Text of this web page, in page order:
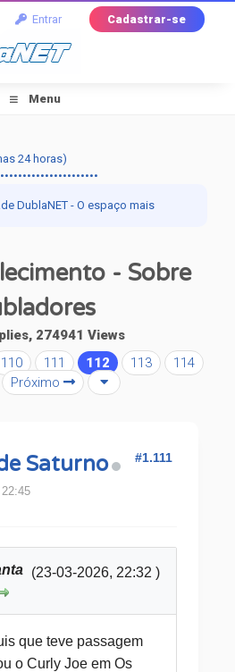
Entrar Cadastrar-se
Menu
24 horas)
DublaNET - O espaço mais
- Sobre
274941 Views
110 111 112 113
114
Próximo
Saturno #1.111
(23-03-2026, 22:32 )
que teve passagem
o Curly Joe em Os